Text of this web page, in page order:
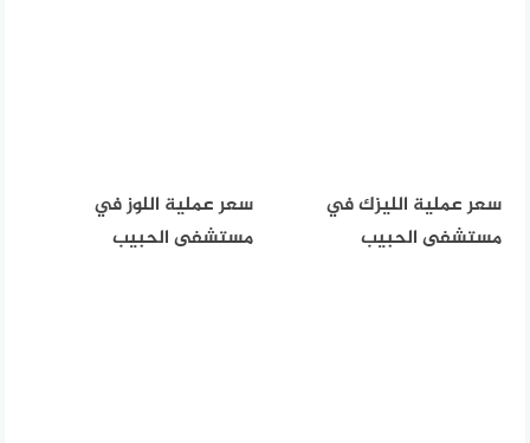
سعر عملية الليزك في
مستشفى الحبيب
سعر عملية اللوز في
مستشفى الحبيب